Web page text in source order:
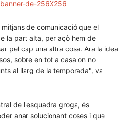
de comunicació que el
la part alta, per açò hem de
pel cap una altra cosa. Ara la idea
sobre en tot a casa on no
al llarg de la temporada", va
de l'esquadra groga, és
anar solucionant coses i que